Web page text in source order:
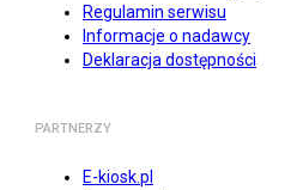
Regulamin serwisu
Informacje o nadawcy
Deklaracja dostępności
PARTNERZY
E-kiosk.pl